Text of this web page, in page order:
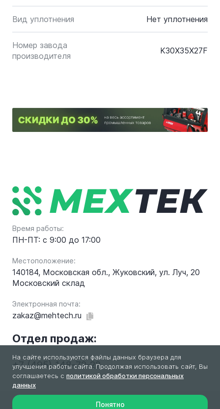
Вид уплотнения Нет уплотнения
Номер завода
производителя
K30X35X27F
Время работы:
ПН-ПТ: с 9:00 до 17:00
Местоположение:
140184, Московская обл., Жуковский, ул. Луч, 20
Московский склад
Электронная почта:
zakaz@mehtech.ru
Отдел продаж:
+7 (495) 148-72-22
2026 © МехТек. Все права защищены
На сайте используются файлы данных браузера для
улучшения работы сайта. Продолжая использовать сайт, Вы
соглашаетесь с политикой обработки персональных
данных
Понятно